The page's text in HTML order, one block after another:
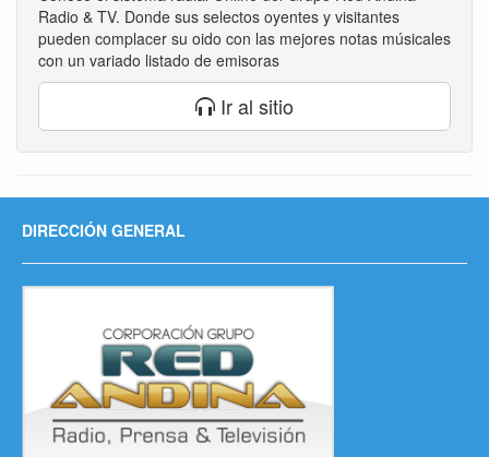
Radio & TV. Donde sus selectos oyentes y visitantes
pueden complacer su oido con las mejores notas músicales
con un variado listado de emisoras
Ir al sitio
DIRECCIÓN GENERAL